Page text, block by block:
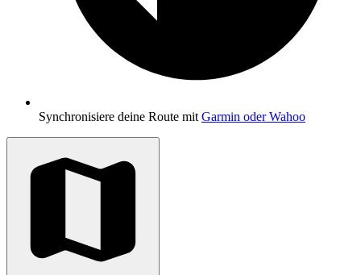
Synchronisiere deine Route mit Garmin oder Wahoo